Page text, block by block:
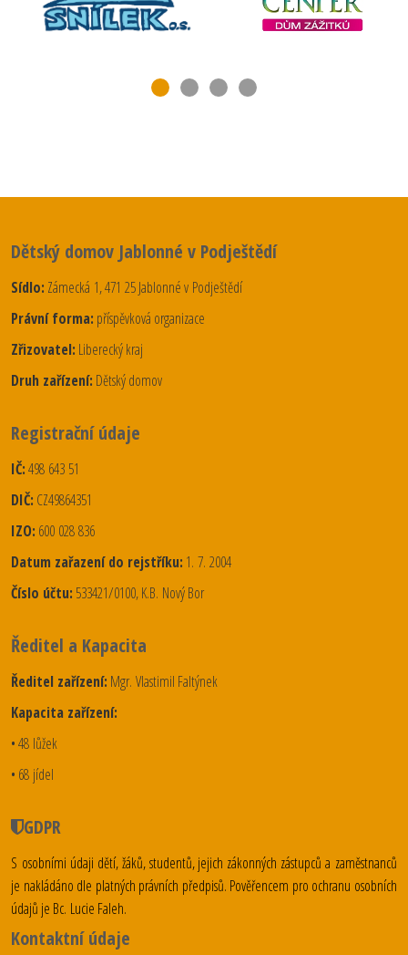
Dětský domov Jablonné v Podještědí
Sídlo: Zámecká 1, 471 25 Jablonné v Podještědí
Právní forma: příspěvková organizace
Zřizovatel: Liberecký kraj
Druh zařízení: Dětský domov
Registrační údaje
IČ:498 643 51
DIČ: CZ49864351
IZO: 600 028 836
Datum zařazení do rejstříku: 1. 7. 2004
Číslo účtu: 533421/0100, K.B. Nový Bor
Ředitel a Kapacita
Ředitel zařízení: Mgr. Vlastimil Faltýnek
Kapacita zařízení:
• 48 lůžek
• 68 jídel
GDPR
S osobními údaji dětí, žáků, studentů, jejich zákonných zástupců a zaměstnanců
je nakládáno dle platných právních předpisů. Pověřencem pro ochranu osobních
údajů je Bc. Lucie Faleh.
Kontaktní údaje